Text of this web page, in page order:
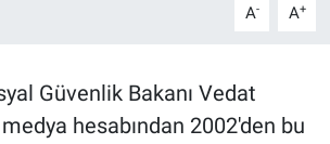
A- A+
Güvenlik Bakanı Vedat
hesabından 2002'den bu